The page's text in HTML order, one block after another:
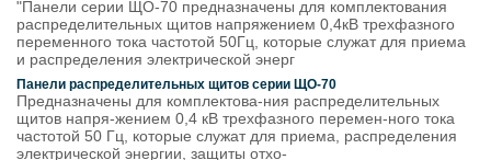
"Панели серии ЩО-70 предназначены для комплектования
распределительных щитов напряжением 0,4кВ трехфазного
переменного тока частотой 50Гц, которые служат для приема
и распределения электрической энерг
Панели распределительных щитов серии ЩО-70
Предназначены для комплектова-ния распределительных
щитов напря-жением 0,4 кВ трехфазного перемен-ного тока
частотой 50 Гц, которые служат для приема, распределения
электрической энергии, защиты отхо-